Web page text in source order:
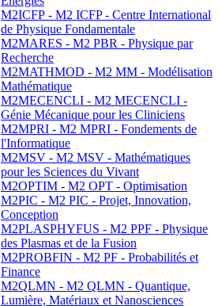
M2ICFP - M2 ICFP - Centre International
de Physique Fondamentale
M2MARES - M2 PBR - Physique par
Recherche
M2MATHMOD - M2 MM - Modélisation
Mathématique
M2MECENCLI - M2 MECENCLI -
Génie Mécanique pour les Cliniciens
M2MPRI - M2 MPRI - Fondements de
l'Informatique
M2MSV - M2 MSV - Mathématiques
pour les Sciences du Vivant
M2OPTIM - M2 OPT - Optimisation
M2PIC - M2 PIC - Projet, Innovation,
Conception
M2PLASPHYFUS - M2 PPF - Physique
des Plasmas et de la Fusion
M2PROBFIN - M2 PF - Probabilités et
Finance
M2QLMN - M2 QLMN - Quantique,
Lumière, Matériaux et Nanosciences